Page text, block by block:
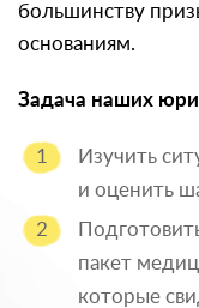
большинству
основаниям.
Задача наших
Изучить
и оценить
пакет
которые